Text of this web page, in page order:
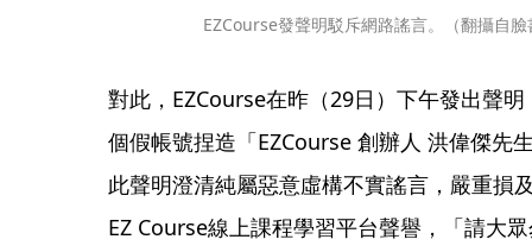
EZCourse發聲明駁斥網路謠言。（翻攝自臉
對此，EZCourse在昨（29日）下午發出聲
個假帳號捏造「EZCourse 創辦人 洪偉傑先
此聲明澄清純屬惡意虛構不實謠言，嚴重損
EZ Course線上課程學習平台聲譽，「請大